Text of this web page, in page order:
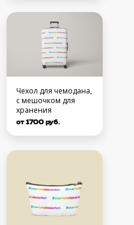
Чехол для чемодана,
с мешочком для
хранения
от 1700 руб.